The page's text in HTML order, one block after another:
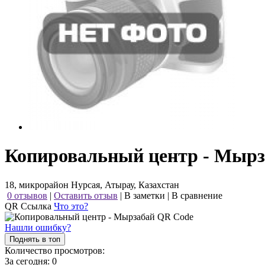
Копировальный центр -
18, микрорайон Нурсая, Атырау, Казахстан
0 отзывов | Оставить отзыв | В заметки | В сравнение
QR Ссылка Что это?
Нашли ошибку?
Поднять в топ
Количество просмотров:
За сегодня: 0